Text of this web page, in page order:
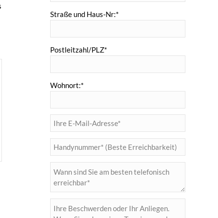
Straße und Haus-Nr:*
Postleitzahl/PLZ*
Wohnort:*